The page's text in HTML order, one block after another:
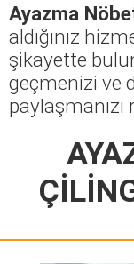
Ayazma
aldığınız
şikayette
geçmenizi ve
paylaşmanızı